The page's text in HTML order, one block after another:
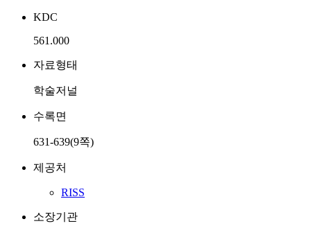
KDC
561.000
자료형태
학술저널
수록면
631-639(9쪽)
제공처
RISS
소장기관